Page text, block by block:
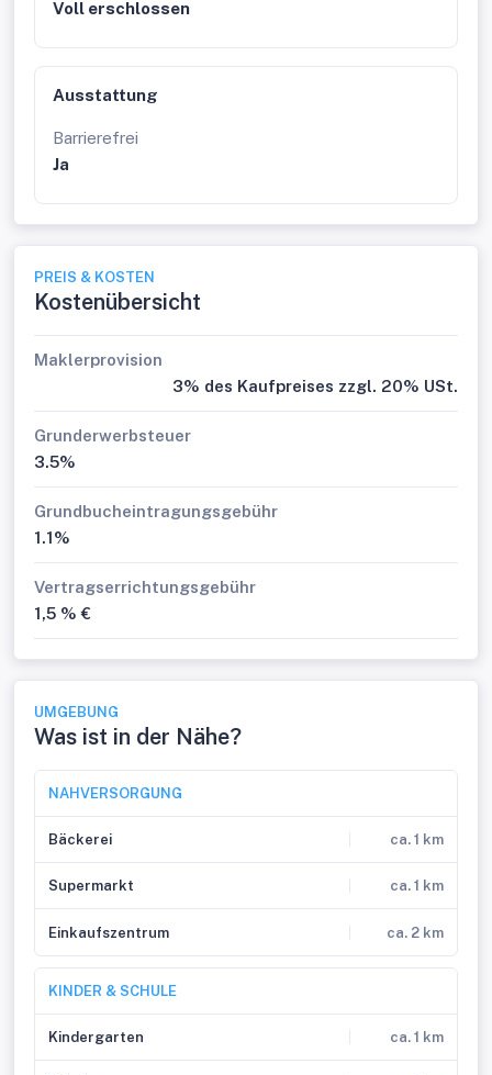
Voll erschlossen
Ausstattung
Barrierefrei
Ja
PREIS & KOSTEN
Kostenübersicht
Maklerprovision
3% des Kaufpreises zzgl. 20% USt.
Grunderwerbsteuer
3.5%
Grundbucheintragungsgebühr
1.1%
Vertragserrichtungsgebühr
1,5 % €
UMGEBUNG
Was ist in der Nähe?
NAHVERSORGUNG
Bäckerei ca. 1 km
Supermarkt ca. 1 km
Einkaufszentrum ca. 2 km
KINDER & SCHULE
Kindergarten ca. 1 km